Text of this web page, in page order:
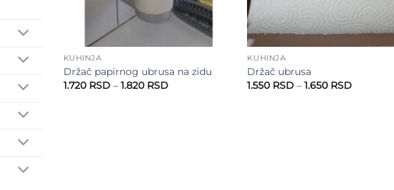
KUHINJA
Držač papirnog ubrusa na zidu
1.720 RSD – 1.820 RSDRaspon
KUHINJA
Držač ubrusa
1.550 RSD – 1.650 RSDRaspon